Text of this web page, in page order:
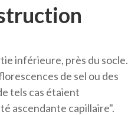
inférieure, près du socle.
de sel ou des
tels cas étaient
ascendante capillaire".